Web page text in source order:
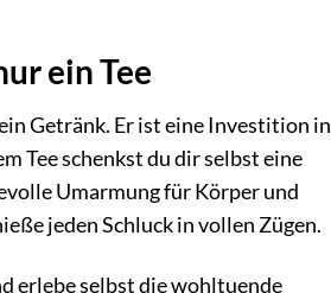
ein Tee
Getränk. Er ist eine Investition in
Tee schenkst du dir selbst eine
Umarmung für Körper und
jeden Schluck in vollen Zügen.
erlebe selbst die wohltuende